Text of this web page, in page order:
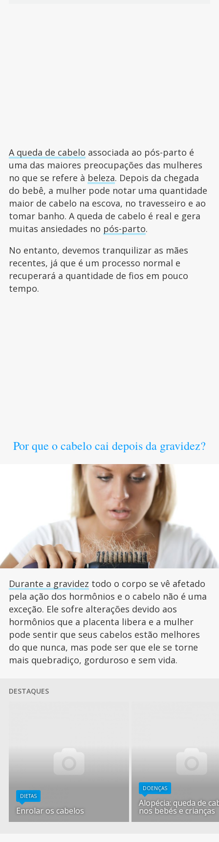
A queda de cabelo associada ao pós-parto é
uma das maiores preocupações das mulheres
no que se refere à beleza. Depois da chegada
do bebê, a mulher pode notar uma quantidade
maior de cabelo na escova, no travesseiro e ao
tomar banho. A queda de cabelo é real e gera
muitas ansiedades no pós-parto.
No entanto, devemos tranquilizar as mães
recentes, já que é um processo normal e
recuperará a quantidade de fios em pouco
tempo.
Por que o cabelo cai depois da gravidez?
Durante a gravidez todo o corpo se vê afetado
pela ação dos hormônios e o cabelo não é uma
exceção. Ele sofre alterações devido aos
hormônios que a placenta libera e a mulher
pode sentir que seus cabelos estão melhores
do que nunca, mas pode ser que ele se torne
mais quebradiço, gorduroso e sem vida.
DESTAQUES
DIETAS
Enrolar os cabelos
DOENÇAS
Alopécia: queda de
nos bebés e crianças